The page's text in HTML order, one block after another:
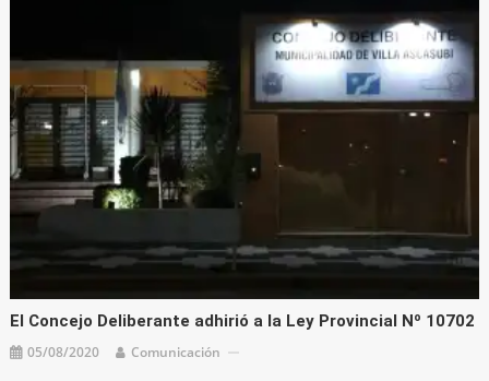
El Concejo Deliberante adhirió a la Ley Provincial Nº 10702
05/08/2020 Comunicación